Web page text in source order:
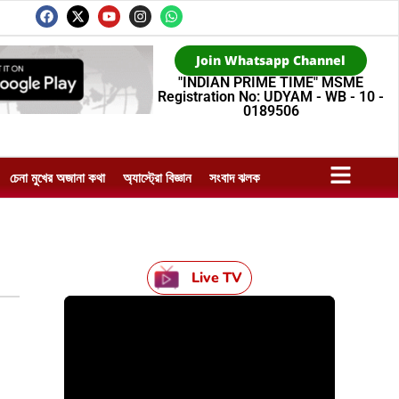
Join Whatsapp Channel
"INDIAN PRIME TIME" MSME
Registration No: UDYAM - WB - 10 -
0189506
চেনা মুখের অজানা কথা অ্যাস্ট্রো বিজ্ঞান সংবাদ ঝলক
Live TV